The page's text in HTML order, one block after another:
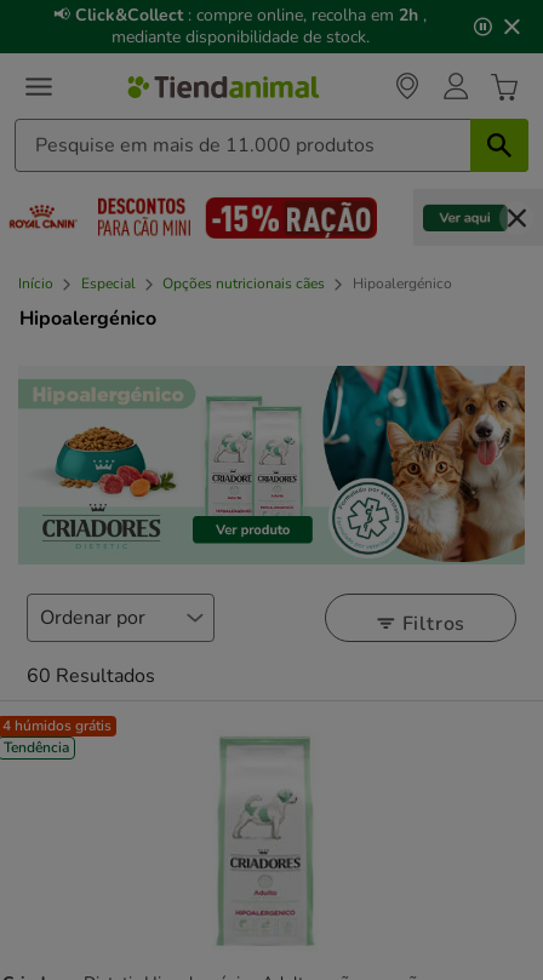
3,
mensagem,
📢 Click&Collect : compre online, recolha em 2h ,
mediante disponibilidade de stock.
Início Especial Opções nutricionais cães Hipoalergénico
Hipoalergénico
Filtros
60 Resultados
4 húmidos grátis
Tendência